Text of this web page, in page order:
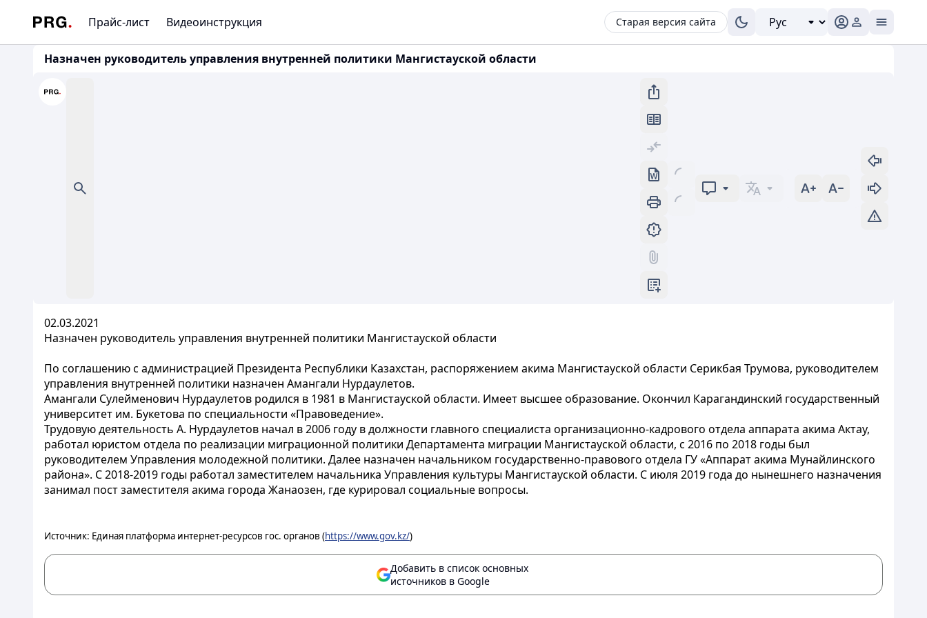
Прайс-лист Видеоинструкция Старая версия сайта
Назначен руководитель управления внутренней политики Мангистауской области
02.03.2021
Назначен руководитель управления внутренней политики Мангистауской области
По соглашению с администрацией Президента Республики Казахстан, распоряжением акима Мангистауской области Серикбая Трумова, руководителем
управления внутренней политики назначен Амангали Нурдаулетов.
Амангали Сулейменович Нурдаулетов родился в 1981 в Мангистауской области. Имеет высшее образование. Окончил Карагандинский государственный
университет им. Букетова по специальности «Правоведение».
Трудовую деятельность А. Нурдаулетов начал в 2006 году в должности главного специалиста организационно-кадрового отдела аппарата акима Актау,
работал юристом отдела по реализации миграционной политики Департамента миграции Мангистауской области, с 2016 по 2018 годы был
руководителем Управления молодежной политики. Далее назначен начальником государственно-правового отдела ГУ «Аппарат акима Мунайлинского
района». С 2018-2019 годы работал заместителем начальника Управления культуры Мангистауской области. С июля 2019 года до нынешнего назначения
занимал пост заместителя акима города Жанаозен, где курировал социальные вопросы.
Источник: Единая платформа интернет-ресурсов гос. органов (https://www.gov.kz/)
Добавить в список основных
источников в Google